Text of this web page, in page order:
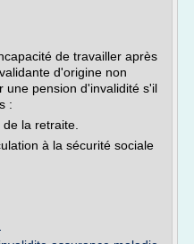
de travailler après
d'origine non
une pension d'invalidité s'il
:
la retraite.
à la sécurité sociale